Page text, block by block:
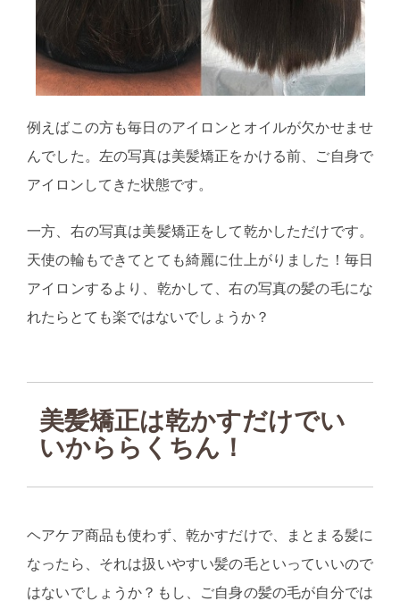
例えばこの方も毎日のアイロンとオイルが欠かせませ
んでした。左の写真は美髪矯正をかける前、ご自身で
アイロンしてきた状態です。
一方、右の写真は美髪矯正をして乾かしただけです。
天使の輪もできてとても綺麗に仕上がりました！毎日
アイロンするより、乾かして、右の写真の髪の毛にな
れたらとても楽ではないでしょうか？
美髪矯正は乾かすだけでい
いかららくちん！
ヘアケア商品も使わず、乾かすだけで、まとまる髪に
なったら、それは扱いやすい髪の毛といっていいので
はないでしょうか？もし、ご自身の髪の毛が自分では